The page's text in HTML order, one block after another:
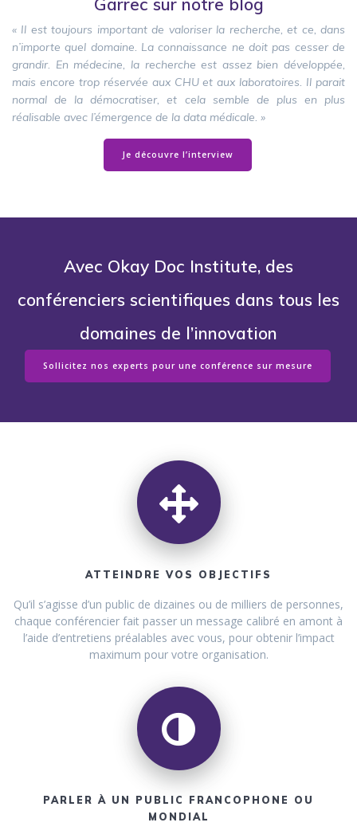
Garrec sur notre blog
« Il est toujours important de valoriser la recherche, et ce, dans
n’importe quel domaine. La connaissance ne doit pas cesser de
grandir. En médecine, la recherche est assez bien développée,
mais encore trop réservée aux CHU et aux laboratoires. Il parait
normal de la démocratiser, et cela semble de plus en plus
réalisable avec l’émergence de la data médicale. »
Je découvre l’interview
Avec Okay Doc Institute, des
conférenciers scientifiques dans tous les
domaines de l’innovation
Sollicitez nos experts pour une conférence sur mesure
ATTEINDRE VOS OBJECTIFS
Qu’il s’agisse d’un public de dizaines ou de milliers de personnes,
chaque conférencier fait passer un message calibré en amont à
l’aide d’entretiens préalables avec vous, pour obtenir l’impact
maximum pour votre organisation.
PARLER À UN PUBLIC FRANCOPHONE OU
MONDIAL